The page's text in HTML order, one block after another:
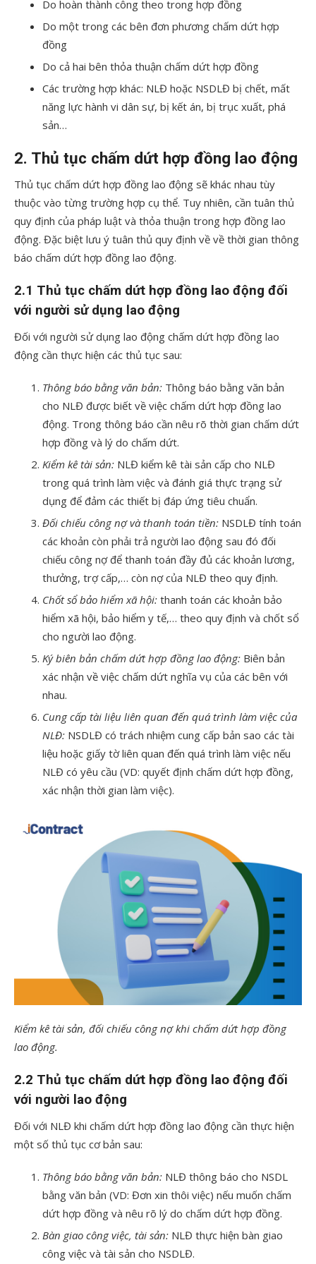
Do hoàn thành công theo trong hợp đồng
Do một trong các bên đơn phương chấm dứt hợp
đồng
Do cả hai bên thỏa thuận chấm dứt hợp đồng
Các trường hợp khác: NLĐ hoặc NSDLĐ bị chết, mất
năng lực hành vi dân sự, bị kết án, bị trục xuất, phá
sản…
2. Thủ tục chấm dứt hợp đồng lao động
Thủ tục chấm dứt hợp đồng lao động sẽ khác nhau tùy
thuộc vào từng trường hợp cụ thể. Tuy nhiên, cần tuân thủ
quy định của pháp luật và thỏa thuận trong hợp đồng lao
động. Đặc biệt lưu ý tuân thủ quy định về về thời gian thông
báo chấm dứt hợp đồng lao động.
2.1 Thủ tục chấm dứt hợp đồng lao động đối
với người sử dụng lao động
Đối với người sử dụng lao động chấm dứt hợp đồng lao
động cần thực hiện các thủ tục sau:
Thông báo bằng văn bản: Thông báo bằng văn bản
cho NLĐ được biết về việc chấm dứt hợp đồng lao
động. Trong thông báo cần nêu rõ thời gian chấm dứt
hợp đồng và lý do chấm dứt.
Kiểm kê tài sản: NLĐ kiểm kê tài sản cấp cho NLĐ
trong quá trình làm việc và đánh giá thực trạng sử
dụng để đảm các thiết bị đáp ứng tiêu chuẩn.
Đối chiếu công nợ và thanh toán tiền: NSDLĐ tính toán
các khoản còn phải trả người lao động sau đó đối
chiếu công nợ để thanh toán đầy đủ các khoản lương,
thưởng, trợ cấp,… còn nợ của NLĐ theo quy định.
Chốt sổ bảo hiểm xã hội: thanh toán các khoản bảo
hiểm xã hội, bảo hiểm y tế,… theo quy định và chốt sổ
cho người lao động.
Ký biên bản chấm dứt hợp đồng lao động: Biên bản
xác nhận về việc chấm dứt nghĩa vụ của các bên với
nhau.
Cung cấp tài liệu liên quan đến quá trình làm việc của
NLĐ: NSDLĐ có trách nhiệm cung cấp bản sao các tài
liệu hoặc giấy tờ liên quan đến quá trình làm việc nếu
NLĐ có yêu cầu (VD: quyết định chấm dứt hợp đồng,
xác nhận thời gian làm việc).
Kiểm kê tài sản, đối chiếu công nợ khi chấm dứt hợp đồng
lao động.
2.2 Thủ tục chấm dứt hợp đồng lao động đối
với người lao động
Đối với NLĐ khi chấm dứt hợp đồng lao động cần thực hiện
một số thủ tục cơ bản sau:
Thông báo bằng văn bản: NLĐ thông báo cho NSDL
bằng văn bản (VD: Đơn xin thôi việc) nếu muốn chấm
dứt hợp đồng và nêu rõ lý do chấm dứt hợp đồng.
Bàn giao công việc, tài sản: NLĐ thực hiện bàn giao
công việc và tài sản cho NSDLĐ.